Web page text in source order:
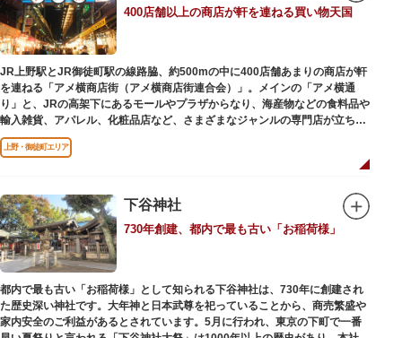
庭石などが見られ、煉瓦塀を含めた敷地全体が重要文化財に指定されていま
す。
400店舗以上の商店が軒を連ねる買い物天国
JR上野駅とJR御徒町駅の線路脇、約500mの中に400店舗あまりの商店が軒
を連ねる「アメ横商店街（アメ横商店街連合会）」。メインの「アメ横通
り」と、JRの高架下にあるモールやプラザからなり、海産物などの食料品や
輸入雑貨、アパレル、化粧品店など、さまざまなジャンルの専門店が立ち並
んでいます。活気ある呼び込みが飛び交うなかで、店員さんとの会話も楽し
みながら目玉商品や特価品を探せるのが魅力のひとつ。年末の叩き売りは風
アメ横のはじまりは、物資が底をついた第二次世界大戦後にできた闇市。多
くの闇市が的屋の仕切りであったのに対して、アメ横は満州からの復員兵が
共同体となり連合会を結成。出店を統制し、商店街が形成されました。
当時、JR上野駅のすぐ南に発生した闇市は、飴を販売する屋台があったこと
から「アメヤ横丁（飴屋通り）」と呼ばれるように。反対側のJR御徒町付近
には、アメリカ進駐軍の放出物資を販売する店ができたので「アメリカ横丁
（アメリカ通り）」と呼ばれるようになりました。この2つのエリアが統合
され、今の「アメ横」になったと言われています。
上野・御徒町エリア
下谷神社
730年創建、都内で最も古い「お稲荷様」
都内で最も古い「お稲荷様」として知られる下谷神社は、730年に創建され
た歴史深い神社です。大年神と日本武尊を祀っていることから、商売繁盛や
家内安全のご利益があるとされています。5月に行われ、東京の下町で一番